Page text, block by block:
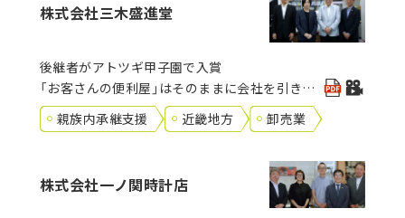
株式会社三木盛進堂
後継者がアトツギ甲子園で入賞
「お客さんの便利屋」はそのままに会社を引き継
ぐ
親族内承継支援 近畿地方 卸売業
株式会社一ノ関時計店